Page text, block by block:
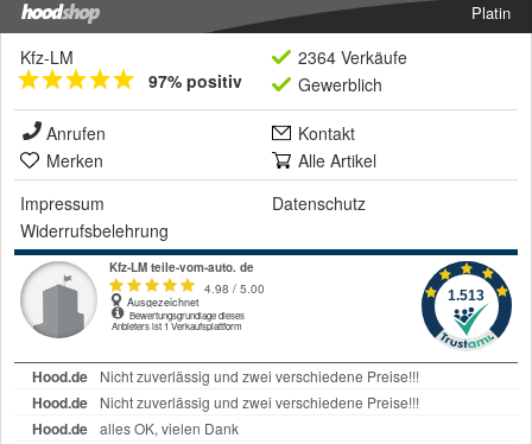
Platin
Kfz-LM
97% positiv
2364 Verkäufe
Gewerblich
Anrufen
Kontakt
Merken
Alle Artikel
Impressum
Datenschutz
Widerrufsbelehrung